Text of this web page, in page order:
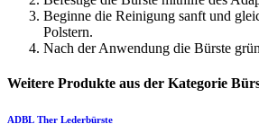
Beginne die Reinigung sanft und
Polstern.
Nach der Anwendung die Bürste
Weitere Produkte aus der Kategorie
ADBL Ther Lederbürste